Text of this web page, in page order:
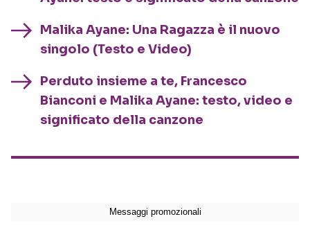
Malika Ayane: Una Ragazza è il nuovo
singolo (Testo e Video)
Perduto insieme a te, Francesco
Bianconi e Malika Ayane: testo, video e
significato della canzone